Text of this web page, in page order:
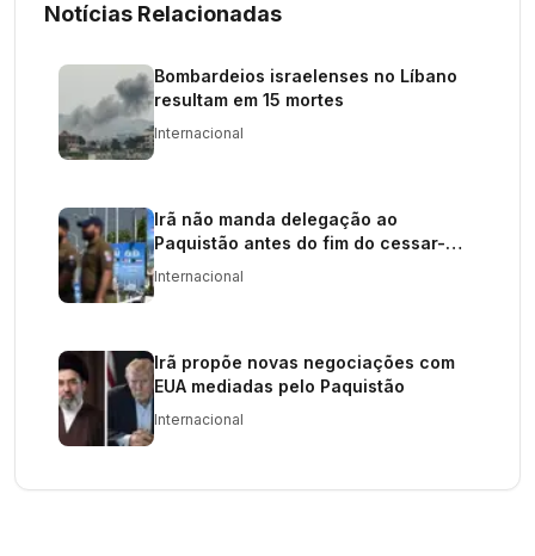
Notícias Relacionadas
Bombardeios israelenses no Líbano
resultam em 15 mortes
Internacional
Irã não manda delegação ao
Paquistão antes do fim do cessar-
fogo
Internacional
Irã propõe novas negociações com
EUA mediadas pelo Paquistão
Internacional